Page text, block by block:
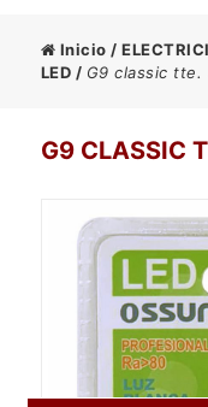
Inicio /
LED / G9 classic
G9 CLASSIC